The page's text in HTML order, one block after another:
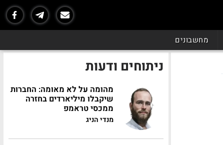
מחשבונים
ניתוחים ודעות
מהומה על לא מאומה: החברות
שיקבלו מיליארדים בחזרה
ממכסי טראמפ
מנדי הניג